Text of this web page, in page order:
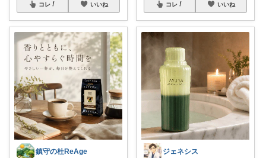
コレ いいね
鎮守の杜ReAge
コレ いいね
ジェネシス